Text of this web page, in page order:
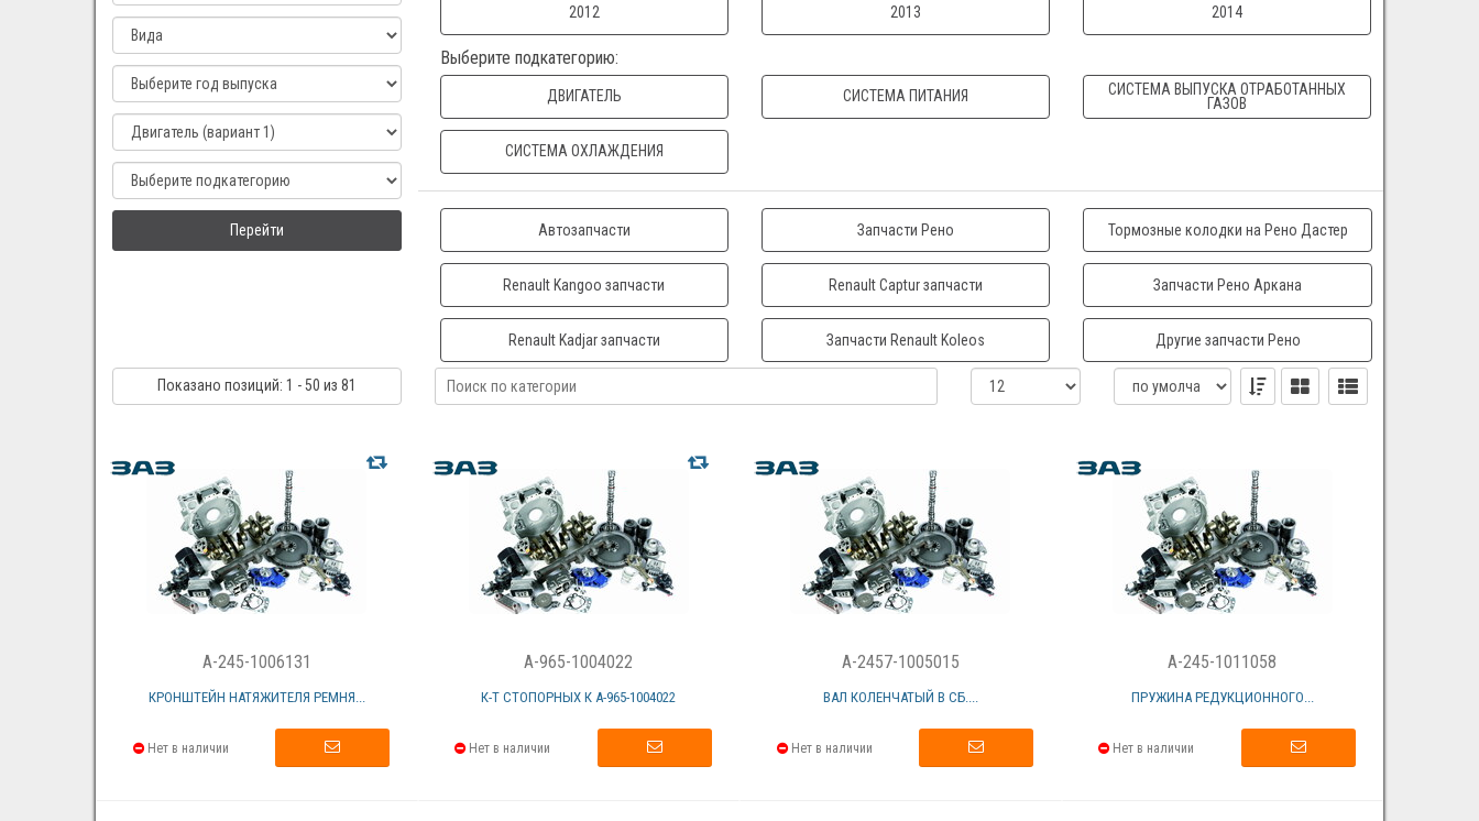
Перейти
2012 2013 2014
Выберите подкатегорию:
ДВИГАТЕЛЬ СИСТЕМА ПИТАНИЯ
СИСТЕМА ВЫПУСКА ОТРАБОТАННЫХ
ГАЗОВ
СИСТЕМА ОХЛАЖДЕНИЯ
Автозапчасти Запчасти Рено Тормозные колодки на Рено Дастер
Renault Kangoo запчасти Renault Captur запчасти Запчасти Рено Аркана
Renault Kadjar запчасти Запчасти Renault Koleos Другие запчасти Рено
Показано позиций: 1 - 50 из 81
A-245-1006131
КРОНШТЕЙН НАТЯЖИТЕЛЯ РЕМНЯ...
Нет в наличии
A-965-1004022
К-Т СТОПОРНЫХ К А-965-1004022
Нет в наличии
A-2457-1005015
ВАЛ КОЛЕНЧАТЫЙ В СБ....
Нет в наличии
A-245-1011058
ПРУЖИНА РЕДУКЦИОННОГО...
Нет в наличии